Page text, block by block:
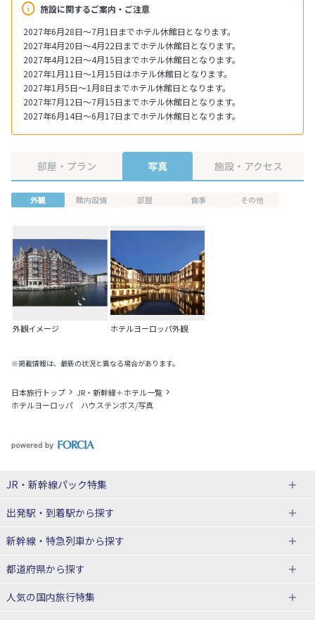
施設に関するご案内・ご注意
2027年6月28日～7月1日までホテル休館日となります。
2027年4月20日～4月22日までホテル休館日となります。
2027年4月12日～4月15日までホテル休館日となります。
2027年1月11日～1月15日はホテル休館日となります。
2027年1月5日～1月8日までホテル休館日となります。
2027年7月12日～7月15日までホテル休館日となります。
2027年6月14日～6月17日までホテル休館日となります。
部屋・プラン 写真 施設・アクセス
外観 館内設備 部屋 食事 その他
外観イメージ ホテルヨーロッパ外観
※掲載情報は、最新の状況と異なる場合があります。
日本旅行トップ
JR・新幹線＋ホテル一覧
ホテルヨーロッパ ハウステンボス/写真
JR・新幹線パック特集
JR・新幹線＋ホテルパック
出張パック
出発駅・到着駅から探す
秋田⇔東京 新幹線パック
仙台→東京 新幹線パック
富山⇔東京 新幹線パック
新幹線・特急列車から探す
北海道新幹線 旅行
山形新幹線 旅行
都道府県から探す
人気の国内旅行特集